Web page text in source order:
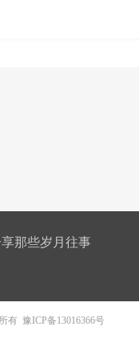
那些岁月往事
有 豫ICP备13016366号